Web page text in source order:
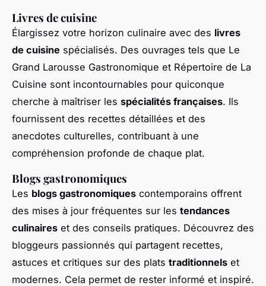
Livres de cuisine
Élargissez votre horizon culinaire avec des livres
de cuisine spécialisés. Des ouvrages tels que Le
Grand Larousse Gastronomique et Répertoire de La
Cuisine sont incontournables pour quiconque
cherche à maîtriser les spécialités françaises. Ils
fournissent des recettes détaillées et des
anecdotes culturelles, contribuant à une
compréhension profonde de chaque plat.
Blogs gastronomiques
Les blogs gastronomiques contemporains offrent
des mises à jour fréquentes sur les tendances
culinaires et des conseils pratiques. Découvrez des
bloggeurs passionnés qui partagent recettes,
astuces et critiques sur des plats traditionnels et
modernes. Cela permet de rester informé et inspiré.